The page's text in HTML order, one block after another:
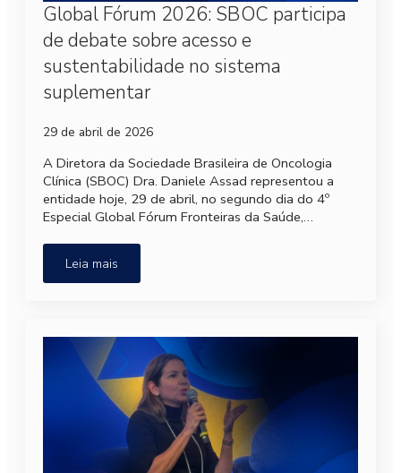
Global Fórum 2026: SBOC participa
de debate sobre acesso e
sustentabilidade no sistema
suplementar
29 de abril de 2026
A Diretora da Sociedade Brasileira de Oncologia
Clínica (SBOC) Dra. Daniele Assad representou a
entidade hoje, 29 de abril, no segundo dia do 4º
Especial Global Fórum Fronteiras da Saúde,…
Leia mais